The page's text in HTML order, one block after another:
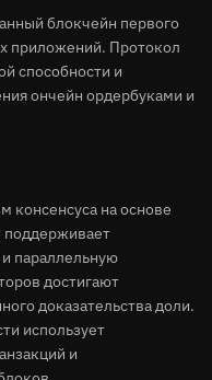
блокчейн первого
приложений. Протокол
способности и
ончейн ордербуками и
консенсуса на основе
поддерживает
параллельную
достигают
доказательства доли.
использует
и